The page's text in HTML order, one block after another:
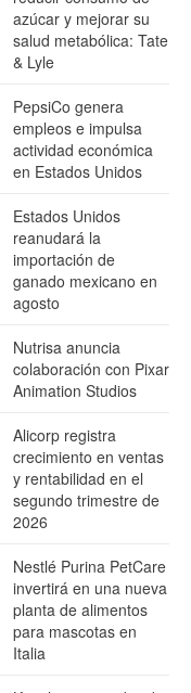
azúcar y mejorar su
salud metabólica: Tate
& Lyle
PepsiCo genera
empleos e impulsa
actividad económica
en Estados Unidos
Estados Unidos
reanudará la
importación de
ganado mexicano en
agosto
Nutrisa anuncia
colaboración con Pixar
Animation Studios
Alicorp registra
crecimiento en ventas
y rentabilidad en el
segundo trimestre de
2026
Nestlé Purina PetCare
invertirá en una nueva
planta de alimentos
para mascotas en
Italia